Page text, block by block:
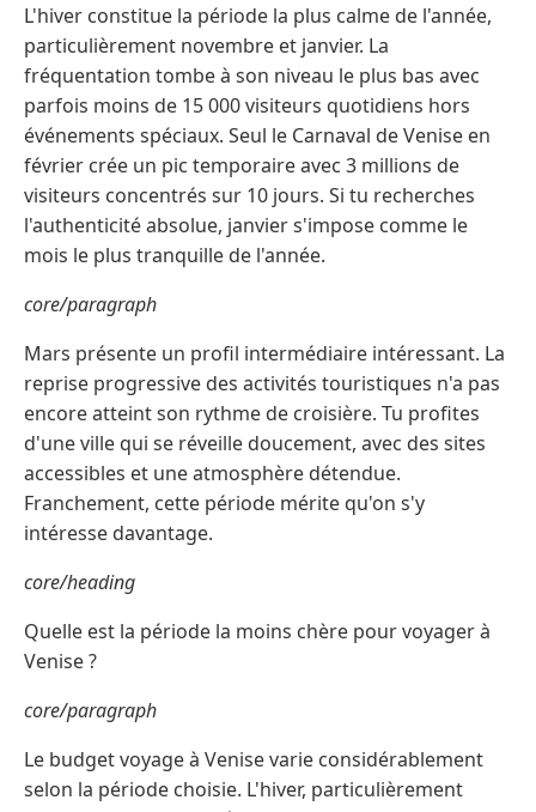
L'hiver constitue la période la plus calme de l'année,
particulièrement novembre et janvier. La
fréquentation tombe à son niveau le plus bas avec
parfois moins de 15 000 visiteurs quotidiens hors
événements spéciaux. Seul le Carnaval de Venise en
février crée un pic temporaire avec 3 millions de
visiteurs concentrés sur 10 jours. Si tu recherches
l'authenticité absolue, janvier s'impose comme le
mois le plus tranquille de l'année.
core/paragraph
Mars présente un profil intermédiaire intéressant. La
reprise progressive des activités touristiques n'a pas
encore atteint son rythme de croisière. Tu profites
d'une ville qui se réveille doucement, avec des sites
accessibles et une atmosphère détendue.
Franchement, cette période mérite qu'on s'y
intéresse davantage.
core/heading
Quelle est la période la moins chère pour voyager à
Venise ?
core/paragraph
Le budget voyage à Venise varie considérablement
selon la période choisie. L'hiver, particulièrement